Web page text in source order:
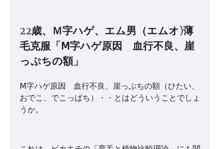
22歳、Ｍ字ハゲ、エム男（エムオ)薄
毛克服「Ⅿ字ハゲ原因 血行不良、崖
っぷちの額」
Ⅿ字ハゲ原因 血行不良、崖っぷちの額（ひたい、
おでこ、でこっぱち）・・とはどういうことでしょ
うか。